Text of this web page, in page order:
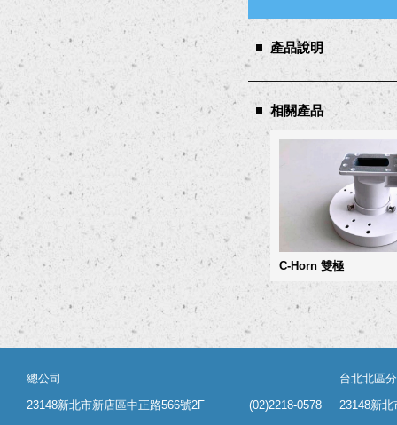
產品說明
相關產品
C-Horn 雙極
總公司
(02)2218-0578
23148新北市新店區中正路566號2F
台北北區
23148新